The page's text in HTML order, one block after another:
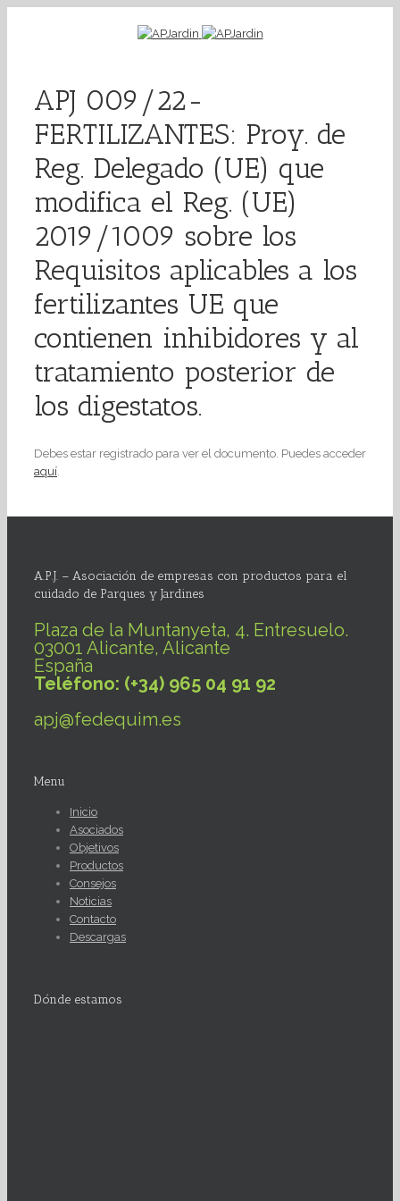
APJ 009/22-
FERTILIZANTES: Proy. de
Reg. Delegado (UE) que
modifica el Reg. (UE)
2019/1009 sobre los
Requisitos aplicables a los
fertilizantes UE que
contienen inhibidores y al
tratamiento posterior de
los digestatos.
Debes estar registrado para ver el documento. Puedes acceder
aquí.
A.P.J. – Asociación de empresas con productos para el
cuidado de Parques y Jardines
Plaza de la Muntanyeta, 4. Entresuelo.
03001 Alicante, Alicante
España
Teléfono: (+34) 965 04 91 92
apj@fedequim.es
Menu
Inicio
Asociados
Objetivos
Productos
Consejos
Noticias
Contacto
Descargas
Dónde estamos